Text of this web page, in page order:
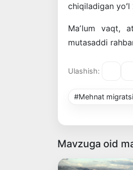
chiqiladigan
Maʼlum vaqt,
mutasaddi
Ulashish:
#Mehnat
Mavzuga oid